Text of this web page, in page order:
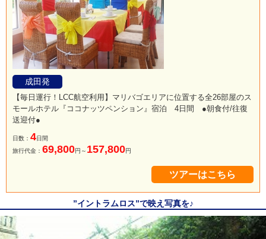
成田発
【毎日運行！LCC航空利用】マリバゴエリアに位置する全26部屋のス
モールホテル『ココナッツペンション』宿泊 4日間 ●朝食付/往復
送迎付●
日数： 4日間
旅行代金： 69,800円～ 157,800円
ツアーはこちら
”イントラムロス”で映え写真を♪